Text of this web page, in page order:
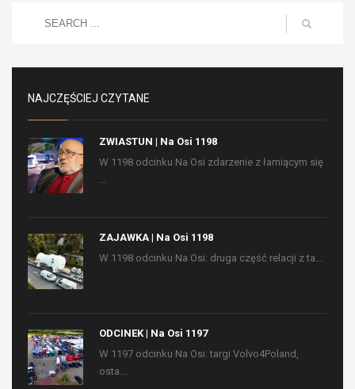
NAJCZĘŚCIEJ CZYTANE
ZWIASTUN | Na Osi 1198
W 1198 odcinku Na Osi zdarzenie z łamiącym się
...
ZAJAWKA | Na Osi 1198
W 1198 odcinku Na Osi: druga część relacji z ta...
ODCINEK | Na Osi 1197
W 1197 odcinku Na Osi: targi Volvo4Poland,
osta...